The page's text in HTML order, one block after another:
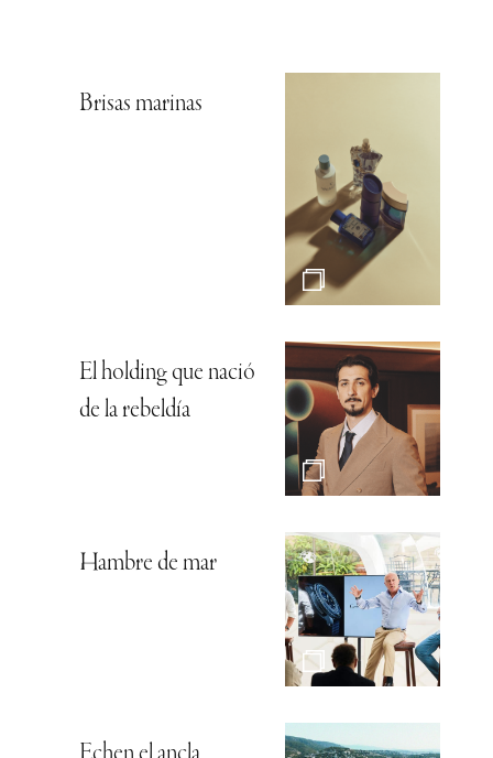
Brisas marinas
El holding que nació
de la rebeldía
Hambre de mar